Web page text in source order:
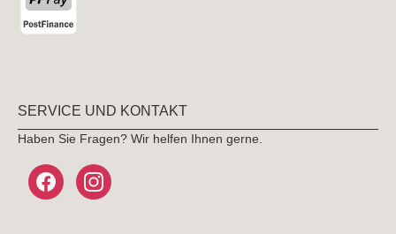
SERVICE UND KONTAKT
Haben Sie Fragen? Wir helfen Ihnen gerne.